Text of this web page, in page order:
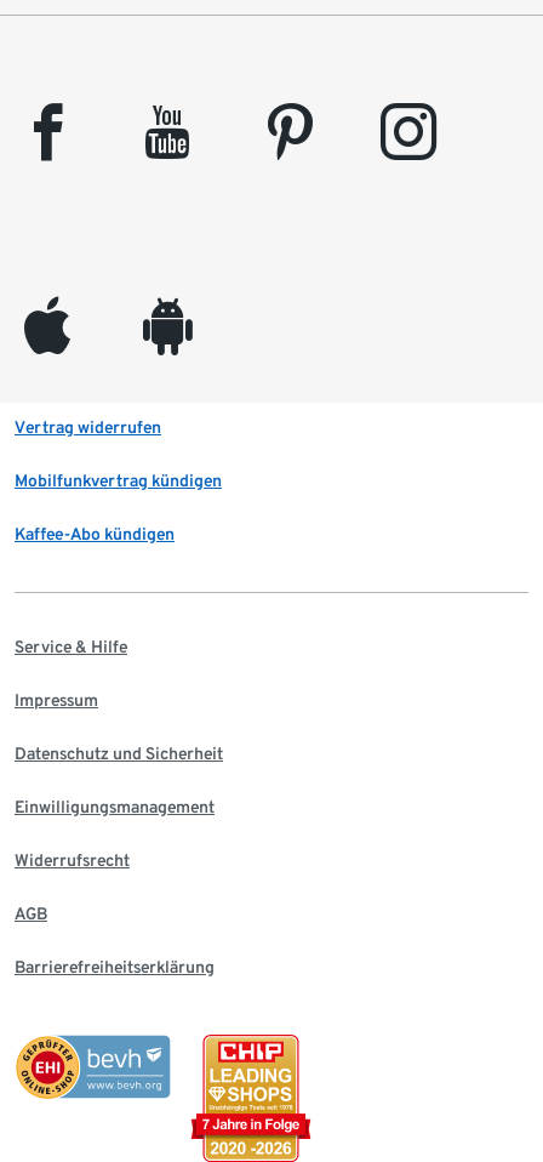
facebook youtube pinterest instagram
appleinc android
Vertrag widerrufen
Mobilfunkvertrag kündigen
Kaffee-Abo kündigen
Service & Hilfe
Impressum
Datenschutz und Sicherheit
Einwilligungsmanagement
Widerrufsrecht
AGB
Barrierefreiheitserklärung